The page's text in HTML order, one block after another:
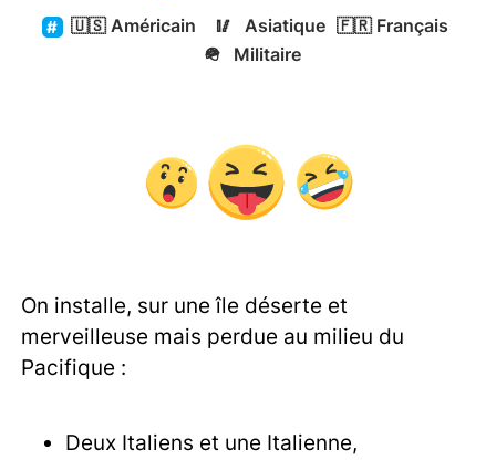
🇺🇸Américain 🥢 Asiatique 🇫🇷 Français
🪖
Militaire
On installe, sur une île déserte et
merveilleuse mais perdue au milieu du
Pacifique :
Deux Italiens et une Italienne,